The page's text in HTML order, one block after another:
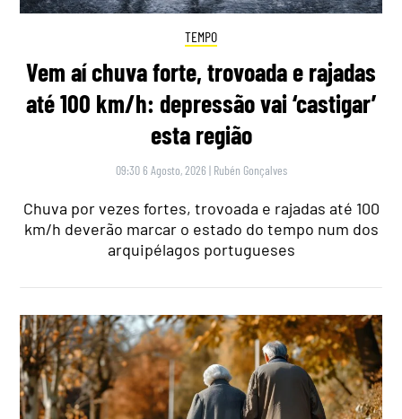
TEMPO
Vem aí chuva forte, trovoada e rajadas
até 100 km/h: depressão vai ‘castigar’
esta região
09:30 6 Agosto, 2026 | Rubén Gonçalves
Chuva por vezes fortes, trovoada e rajadas até 100
km/h deverão marcar o estado do tempo num dos
arquipélagos portugueses